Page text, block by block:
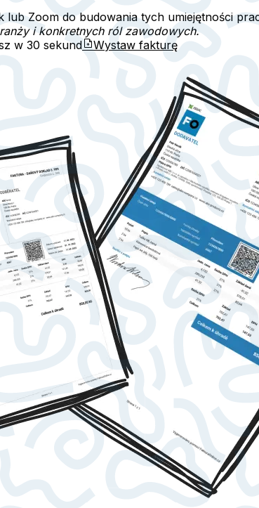
Zoom do budowania tych umiejętności
i konkretnych ról zawodowych.
w 30 sekund Wystaw fakturę